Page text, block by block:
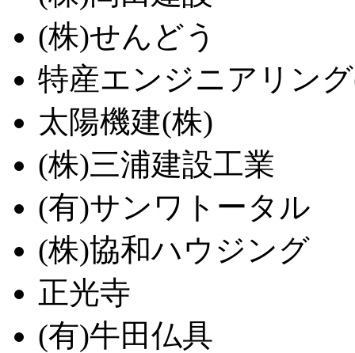
(株)せんどう
特産エンジニアリン
太陽機建(株)
(株)三浦建設工業
(有)サンワトータル
(株)協和ハウジング
正光寺
(有)牛田仏具